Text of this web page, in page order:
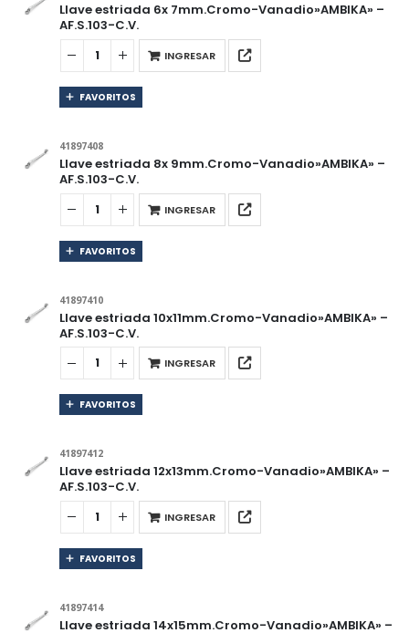
Llave estriada 6x 7mm.Cromo-Vanadio»AMBIKA» –
AF.S.103-C.V.
INGRESAR
FAVORITOS
41897408
Llave estriada 8x 9mm.Cromo-Vanadio»AMBIKA» –
AF.S.103-C.V.
INGRESAR
FAVORITOS
41897410
Llave estriada 10x11mm.Cromo-Vanadio»AMBIKA» –
AF.S.103-C.V.
INGRESAR
FAVORITOS
41897412
Llave estriada 12x13mm.Cromo-Vanadio»AMBIKA» –
AF.S.103-C.V.
INGRESAR
FAVORITOS
41897414
Llave estriada 14x15mm.Cromo-Vanadio»AMBIKA» –